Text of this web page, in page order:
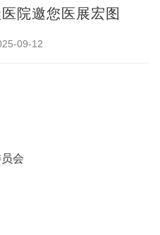
院邀您医展宏图
09-12
会